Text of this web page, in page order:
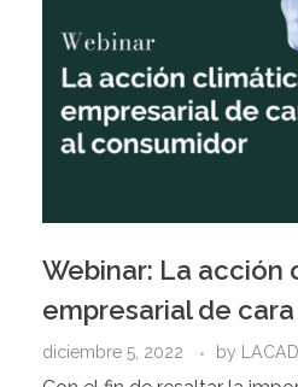
Webinar: La acción
empresarial de
diciembre 5, 2022 by LACADI